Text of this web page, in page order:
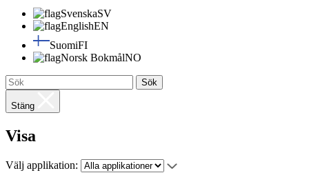
SvenskaSV
EnglishEN
SuomiFI
Norsk BokmålNO
Sök
Stäng
Visa
Välj applikation: